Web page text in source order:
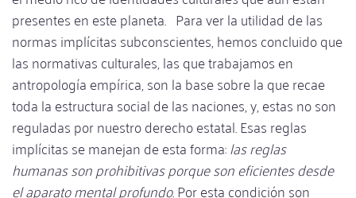
presentes en este planeta. Para ver la utilidad de las
normas implícitas subconscientes, hemos concluido que
las normativas culturales, las que trabajamos en
antropología empírica, son la base sobre la que recae
toda la estructura social de las naciones, y, estas no son
reguladas por nuestro derecho estatal. Esas reglas
implícitas se manejan de esta forma:las reglas
humanas son prohibitivas porque son eficientes desde
el aparato mental profundo. Por esta condición son